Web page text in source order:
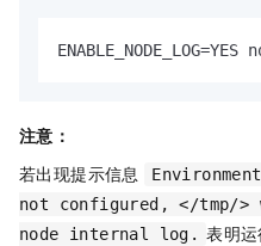
注意：
若出现提示信息
not configured, </tmp/
node internal log. 表明